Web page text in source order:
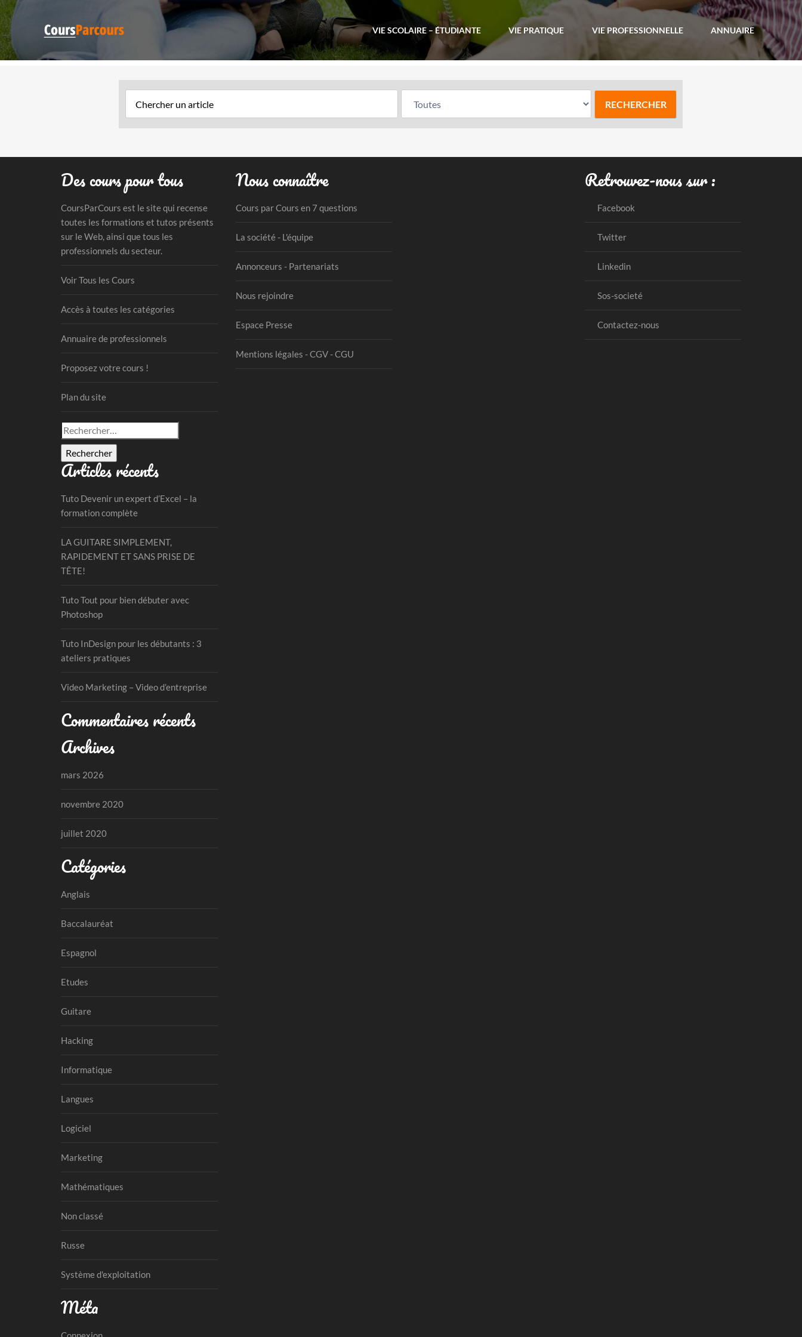
VIE SCOLAIRE – ÉTUDIANTE VIE PRATIQUE VIE PROFESSIONNELLE ANNUAIRE
Des cours pour tous
CoursParCours est le site qui recense
toutes les formations et tutos présents
sur le Web, ainsi que tous les
professionnels du secteur.
Voir Tous les Cours
Accès à toutes les catégories
Annuaire de professionnels
Proposez votre cours !
Plan du site
Rechercher :
Articles récents
Tuto Devenir un expert d’Excel – la
formation complète
LA GUITARE SIMPLEMENT,
RAPIDEMENT ET SANS PRISE DE
TÊTE!
Tuto Tout pour bien débuter avec
Photoshop
Tuto InDesign pour les débutants : 3
ateliers pratiques
Video Marketing – Video d’entreprise
Commentaires récents
Archives
mars 2026
novembre 2020
juillet 2020
Catégories
Anglais
Baccalauréat
Espagnol
Etudes
Guitare
Hacking
Informatique
Langues
Logiciel
Marketing
Mathématiques
Non classé
Russe
Système d'exploitation
Méta
Nous connaître
Cours par Cours en 7 questions
La société - L'équipe
Annonceurs - Partenariats
Nous rejoindre
Espace Presse
Mentions légales - CGV - CGU
Retrouvez-nous sur :
Facebook
Twitter
Linkedin
Sos-societé
Contactez-nous